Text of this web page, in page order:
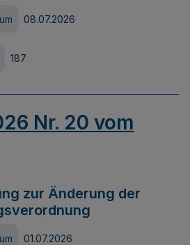
08.07.2026
187
Nr. 20 vom
zur Änderung der
01.07.2026